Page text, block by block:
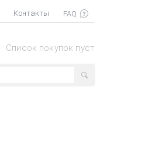
Контакты
Список покупок пуст